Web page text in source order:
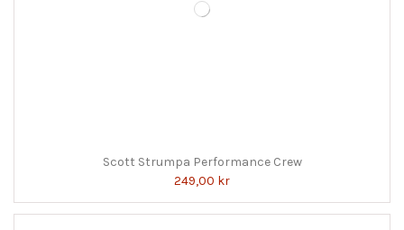
Scott Strumpa Performance Crew
249,00 kr